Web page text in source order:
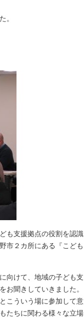
。
も支援拠点の役割を認識
市２カ所にある『こども
向けて、地域の子ども支
お聞きしていきました。
こういう場に参加して意
たちに関わる様々な立場